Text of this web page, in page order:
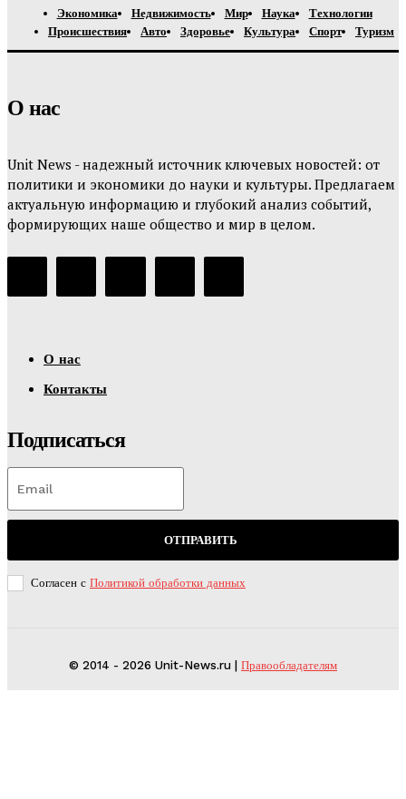
Экономика Недвижимость Мир Наука
Технологии
Происшествия
Авто Здоровье Культура Спорт Туризм
О нас
Unit News - надежный источник ключевых новостей: от
политики и экономики до науки и культуры. Предлагаем
актуальную информацию и глубокий анализ событий,
формирующих наше общество и мир в целом.
О нас
Контакты
Подписаться
ОТПРАВИТЬ
Согласен с Политикой обработки данных
© 2014 - 2026 Unit-News.ru | Правообладателям